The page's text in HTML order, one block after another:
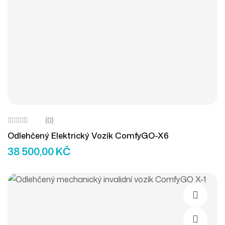
(0)
Odlehčený Elektrický Vozík ComfyGO-X6
38 500,00KČ